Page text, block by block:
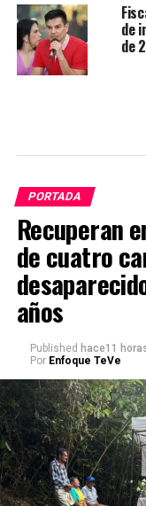
de
de
PORTADA
Recuperan
de cuatro
años
Published hace11
Por Enfoque TeVe